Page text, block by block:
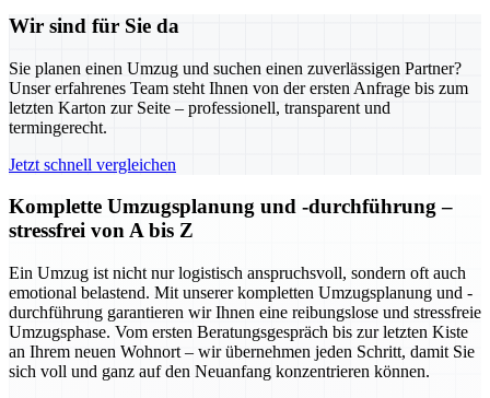
Wir sind für Sie da
Sie planen einen Umzug und suchen einen zuverlässigen Partner?
Unser erfahrenes Team steht Ihnen von der ersten Anfrage bis zum
letzten Karton zur Seite – professionell, transparent und
termingerecht.
Jetzt schnell vergleichen
Komplette Umzugsplanung und -durchführung –
stressfrei von A bis Z
Ein Umzug ist nicht nur logistisch anspruchsvoll, sondern oft auch
emotional belastend. Mit unserer kompletten Umzugsplanung und -
durchführung garantieren wir Ihnen eine reibungslose und stressfreie
Umzugsphase. Vom ersten Beratungsgespräch bis zur letzten Kiste
an Ihrem neuen Wohnort – wir übernehmen jeden Schritt, damit Sie
sich voll und ganz auf den Neuanfang konzentrieren können.